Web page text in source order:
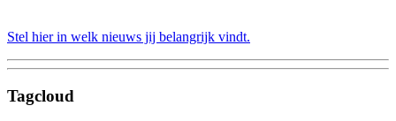
Stel hier in welk nieuws jij belangrijk vindt.
Tagcloud